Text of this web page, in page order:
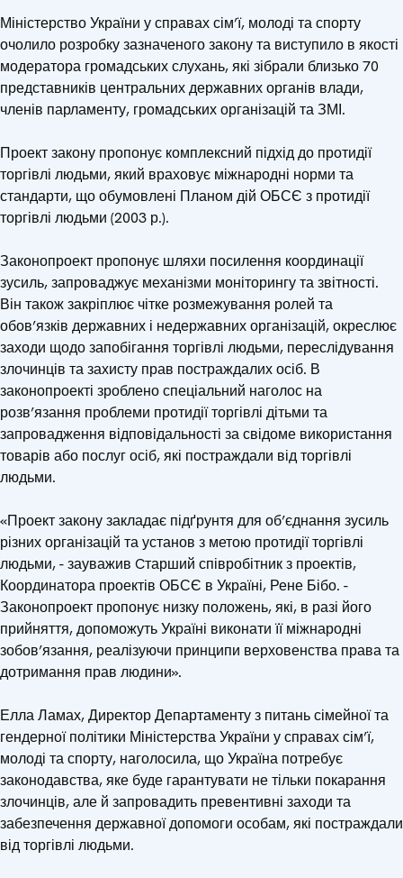
Міністерство України у справах сім’ї, молоді та спорту
очолило розробку зазначеного закону та виступило в якості
модератора громадських слухань, які зібрали близько 70
представників центральних державних органів влади,
членів парламенту, громадських організацій та ЗМІ.
Проект закону пропонує комплексний підхід до протидії
торгівлі людьми, який враховує міжнародні норми та
стандарти, що обумовлені Планом дій ОБСЄ з протидії
торгівлі людьми (2003 р.).
Законопроект пропонує шляхи посилення координації
зусиль, запроваджує механізми моніторингу та звітності.
Він також закріплює чітке розмежування ролей та
обов’язків державних і недержавних організацій, окреслює
заходи щодо запобігання торгівлі людьми, переслідування
злочинців та захисту прав постраждалих осіб. В
законопроекті зроблено спеціальний наголос на
розв’язання проблеми протидії торгівлі дітьми та
запровадження відповідальності за свідоме використання
товарів або послуг осіб, які постраждали від торгівлі
людьми.
«Проект закону закладає підґрунтя для об’єднання зусиль
різних організацій та установ з метою протидії торгівлі
людьми, - зауважив Cтарший співробітник з проектів,
Координатора проектів ОБСЄ в Україні, Рене Бібо. -
Законопроект пропонує низку положень, які, в разі його
прийняття, допоможуть Україні виконати її міжнародні
зобов’язання, реалізуючи принципи верховенства права та
дотримання прав людини».
Елла Ламах, Директор Департаменту з питань сімейної та
гендерної політики Міністерства України у справах сім’ї,
молоді та спорту, наголосила, що Україна потребує
законодавства, яке буде гарантувати не тільки покарання
злочинців, але й запровадить превентивні заходи та
забезпечення державної допомоги особам, які постраждали
від торгівлі людьми.